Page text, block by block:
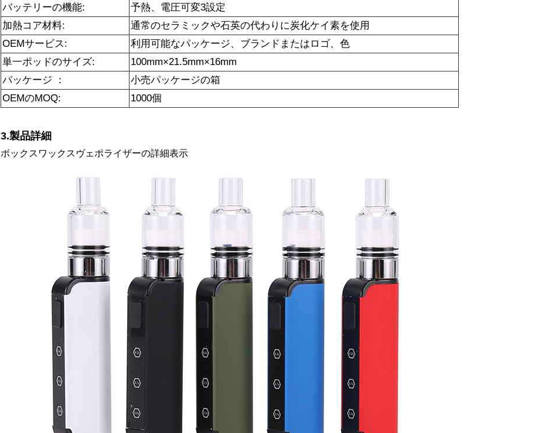
バッテリーの機能:
予熱、電圧可変3設定
加熱コア材料:
通常のセラミックや石英の代わりに炭化ケイ素を使用
OEMサービス:
利用可能なパッケージ、ブランドまたはロゴ、色
単一ポッドのサイズ:
100mm×21.5mm×16mm
パッケージ ：
小売パッケージの箱
OEMのMOQ:
1000個
3.製品詳細
ボックスワックスヴェポライザーの詳細表示